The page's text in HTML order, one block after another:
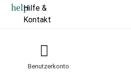
helpHilfe &
Kontakt

Benutzerkonto